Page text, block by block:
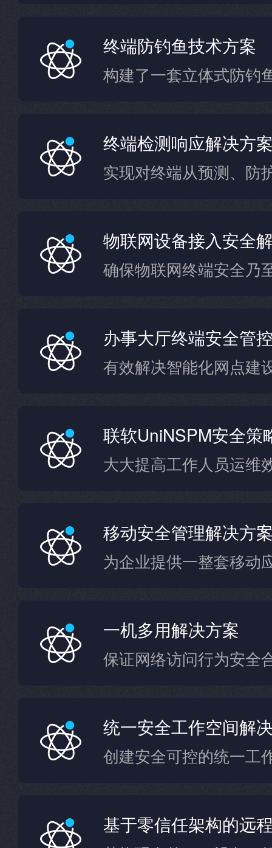
终端防钓鱼技术方案
构建了一套立体式防钓
终端检测响应解决方
物联网设备接入安全
确保物联网终端安全乃
办事大厅终端安全管
有效解决智能化网点建
联软UniNSPM安全策
移动安全管理解决方
为企业提供一整套移动
一机多用解决方案
保证网络访问行为安全
统一安全工作空间解
创建安全可控的统一工
基于零信任架构的远